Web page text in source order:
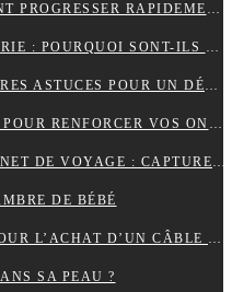
JOUER AU BASKET : COMMENT PROGRESSER RAPIDEMENT EN TECHNIQUE ?
IMPLANTS DENTAIRES HONGRIE : POURQUOI SONT-ILS LA SOLUTION IDÉALE POUR UN SOURIRE PARFAIT ET ABORDABLE ?
QUELLES SONT LES MEILLEURES ASTUCES POUR UN DÉMÉNAGEMENT ÎLE DE FRANCE RÉUSSI ET SANS TRACAS ?
LES MEILLEURES MÉTHODES POUR RENFORCER VOS ONGLES FRAGILES
POURQUOI REMPLIR UN CARNET DE VOYAGE : CAPTURER L’ÂME DE VOS AVENTURES
DE BÉBÉ
LES CRITÈRES ESSENTIELS POUR L’ACHAT D’UN CÂBLE TYPE 2 POUR VÉHICULES ÉLECTRIQUES
SA PEAU ?